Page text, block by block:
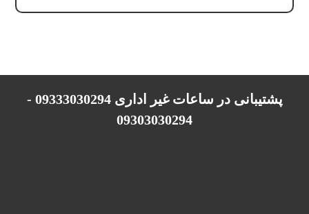
پشتیبانی در ساعات غیر اداری 09333030294 -
09303030294